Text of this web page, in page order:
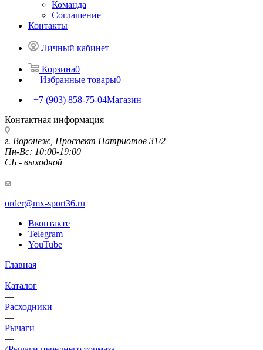
Команда
Соглашение
Контакты
Личный кабинет
Корзина0
Избранные товары0
+7 (903) 858-75-04Магазин
Контактная информация
г. Воронеж, Проспект Патриотов 31/2
Пн-Вс: 10:00-19:00
СБ - выходной
order@mx-sport36.ru
Вконтакте
Telegram
YouTube
Главная
—
Каталог
—
Расходники
—
Рычаги
—